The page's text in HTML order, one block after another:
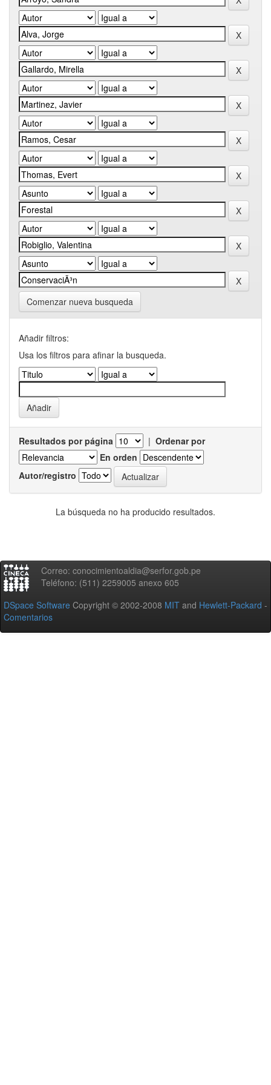
Comenzar nueva busqueda
Añadir filtros:
Usa los filtros para afinar la busqueda.
Resultados por página | Ordenar por
En orden
Autor/registro
La búsqueda no ha producido resultados.
Correo: conocimientoaldia@serfor.gob.pe
Teléfono: (511) 2259005 anexo 605
DSpace Software Copyright © 2002-2008 MIT and Hewlett-Packard -
Comentarios